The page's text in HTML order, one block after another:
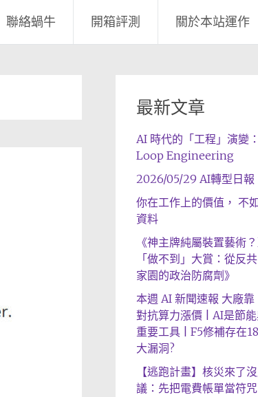
聯絡蝸牛 開箱評測 關於本站運作
最新文章
AI 時代的「工程」演變
Loop Engineering
2026/05/29 AI轉型日報
你在工作上的價值， 不
資料
《神主牌純屬裝置藝術
「做不到」大賞：從反
家園的政治防腐劑》
本週 AI 新聞速報 大廠靠
對抗算力漲價 | AI是節
重要工具 | F5修補存在
大漏洞?
【逃跑計畫】核災來了
議：先把電費帳單當符